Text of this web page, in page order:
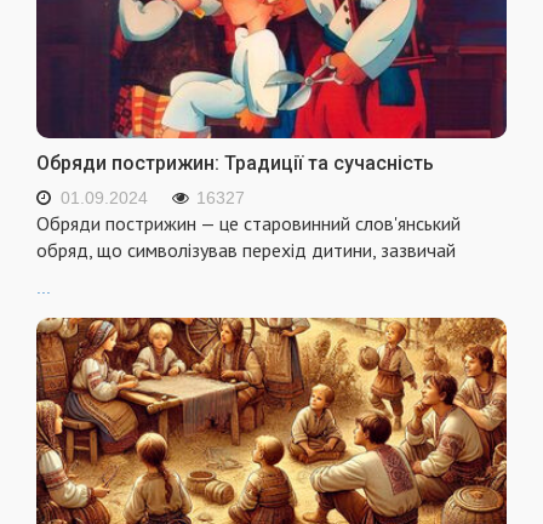
Обряди пострижин: Традиції та сучасність
01.09.2024 16327
Обряди пострижин — це старовинний слов'янський
обряд, що символізував перехід дитини, зазвичай